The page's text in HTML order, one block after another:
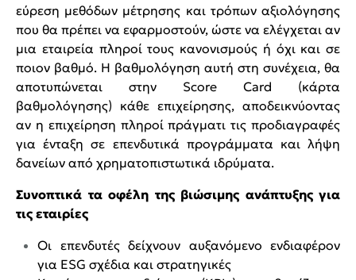
εύρεση μεθόδων μέτρησης και τρόπων αξιολόγησης
που θα πρέπει να εφαρμοστούν, ώστε να ελέγχεται αν
μια εταιρεία πληροί τους κανονισμούς ή όχι και σε
ποιον βαθμό. Η βαθμολόγηση αυτή στη συνέχεια, θα
αποτυπώνεται στην Score Card (κάρτα
βαθμολόγησης) κάθε επιχείρησης, αποδεικνύοντας
αν η επιχείρηση πληροί πράγματι τις προδιαγραφές
για ένταξη σε επενδυτικά προγράμματα και λήψη
δανείων από χρηματοπιστωτικά ιδρύματα.
Συνοπτικά τα οφέλη της βιώσιμης ανάπτυξης για
τις εταιρίες
Οι επενδυτές δείχνουν αυξανόμενο ενδιαφέρον
για ESG σχέδια και στρατηγικές